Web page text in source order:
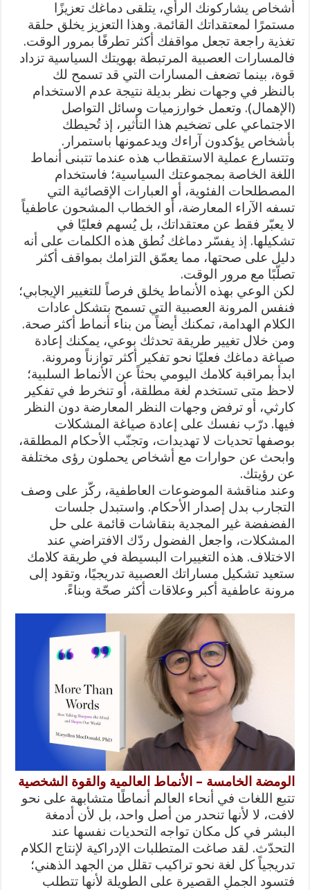
أشخاص يشاركونك الرأي، يتلقى دماغك تعزيزًا
مستمرًا لمعتقداتك القائمة. وهذا التعزيز يخلق حلقة
تغذية راجعة تجعل مواقفك أكثر تطرفًا بمرور الوقت.
فالمسارات العصبية المرتبطة بهويتك السياسية تزداد
قوة، بينما تضعف المسارات التي قد تسمح لك
بالنظر في وجهات نظر بديلة نتيجة عدم الاستخدام
(الإهمال). وتعمل خوارزميات وسائل التواصل
الاجتماعي على تضخيم هذا التأثير، إذ تُحيطك
بأشخاص يؤكدون آراءك ويدعمونها باستمرار.
وتتسارع عملية الاستقطاب هذه عندما تتبنى أنماط
اللغة الخاصة بمجموعتك السياسية؛ فاستخدام
المصطلحات الفئوية، أو العبارات الإقصائية التي
تسفه الآراء المعارضة، أو الخطاب المشحون عاطفياً
لا يعبّر فقط عن معتقداتك، بل يُسهم فعليًا في
تشكيلها. إذ يفسّر دماغك نُطق هذه الكلمات على أنه
دليل على صحتها، مما يعمّق التزامك بمواقف أكثر
تصلّبًا مع مرور الوقت.
لكن الوعي بهذه الأنماط يخلق فرصاً للتغيير الإيجابي؛
فنفس المرونة العصبية التي تسمح بتشكل عادات
الكلام الهدامة، تمكنك أيضاً من بناء أنماط أكثر صحة.
ومن خلال تغيير طريقة تحدثك بوعي، يمكنك إعادة
صياغة دماغك فعليًا نحو تفكير أكثر توازناً ومرونة.
ابدأ بمراقبة كلامك اليومي بحثاً عن الأنماط السلبية؛
لاحظ متى تستخدم لغة مطلقة، أو تنخرط في تفكير
كارثي، أو ترفض وجهات النظر المعارضة دون النظر
فيها. درّب نفسك على إعادة صياغة المشكلات
بوصفها تحديات لا تهديدات، وتجنّب الأحكام المطلقة،
وابحث عن حوارات مع أشخاص يحملون رؤى مختلفة
عن رؤيتك.
وعند مناقشة الموضوعات العاطفية، ركّز على وصف
التجارب بدل إصدار الأحكام. واستبدل جلسات
الفضفضة غير المجدية بنقاشات قائمة على حل
المشكلات، واجعل الفضول ردّك الافتراضي عند
الاختلاف. هذه التغييرات البسيطة في طريقة كلامك
ستعيد تشكيل مساراتك العصبية تدريجيًا، وتقود إلى
مرونة عاطفية أكبر وعلاقات أكثر صحّة وبناءً.
الومضة الخامسة – الأنماط العالمية والقوة الشخصية
تتبع اللغات في أنحاء العالم أنماطًا متشابهة على نحو
لافت، لا لأنها تنحدر من أصل واحد، بل لأن أدمغة
البشر في كل مكان تواجه التحديات نفسها عند
التحدّث. لقد صاغت المتطلبات الإدراكية لإنتاج الكلام
تدريجياً كل لغة نحو تراكيب تقلل من الجهد الذهني؛
فتسود الجمل القصيرة على الطويلة لأنها تتطلب